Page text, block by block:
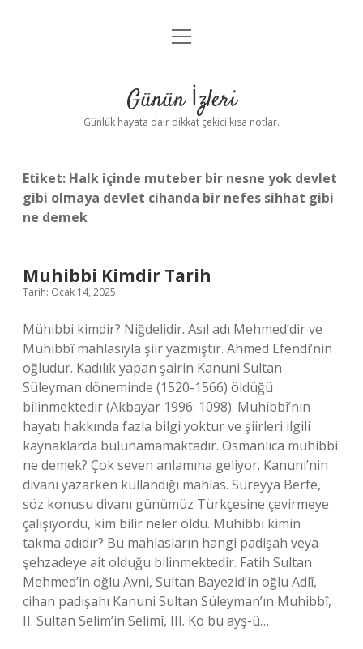
Anasayfa
Yasal Uyarı
menüyü
Günün İzleri
Günlük hayata dair dikkat çekici kısa notlar.
Etiket: Halk içinde muteber bir nesne yok devlet
gibi olmaya devlet cihanda bir nefes sihhat gibi
ne demek
Muhibbi Kimdir Tarih
Tarih: Ocak 14, 2025
Mühibbi kimdir? Niğdelidir. Asıl adı Mehmed’dir ve
Muhibbî mahlasıyla şiir yazmıştır. Ahmed Efendi’nin
oğludur. Kadılık yapan şairin Kanuni Sultan
Süleyman döneminde (1520-1566) öldüğü
bilinmektedir (Akbayar 1996: 1098). Muhibbî’nin
hayatı hakkında fazla bilgi yoktur ve şiirleri ilgili
kaynaklarda bulunamamaktadır. Osmanlıca muhibbi
ne demek? Çok seven anlamına geliyor. Kanuni’nin
divanı yazarken kullandığı mahlas. Süreyya Berfe,
söz konusu divanı günümüz Türkçesine çevirmeye
çalışıyordu, kim bilir neler oldu. Muhibbi kimin
takma adıdır? Bu mahlasların hangi padişah veya
şehzadeye ait olduğu bilinmektedir. Fatih Sultan
Mehmed’in oğlu Avni, Sultan Bayezid’in oğlu Adlî,
cihan padişahı Kanuni Sultan Süleyman’ın Muhibbî,
II. Sultan Selim’in Selimî, III. Ko bu ayş-ü…